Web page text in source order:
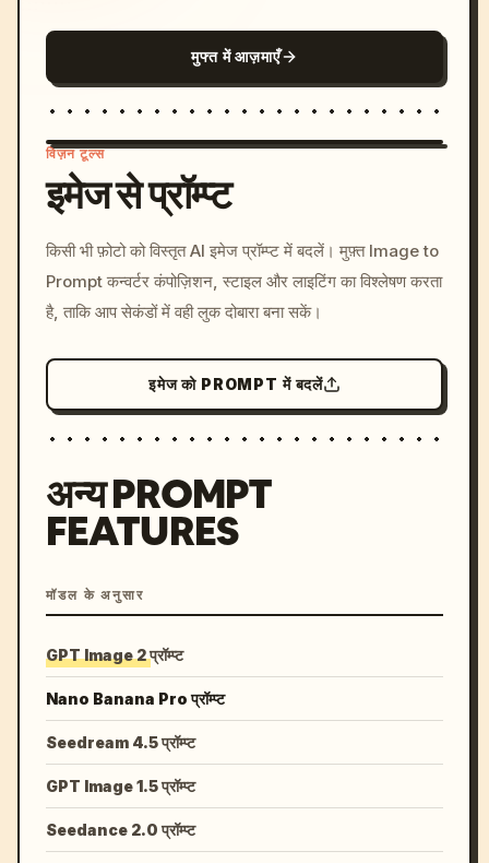
मुफ्त में आज़माएँ
c, cyberpunk sunset, neon
colors, 8k --v 6.0
विज़न टूल्स
इमेज से प्रॉम्प्ट
किसी भी फ़ोटो को विस्तृत AI इमेज प्रॉम्प्ट में बदलें। मुफ़्त Image to
Prompt कन्वर्टर कंपोज़िशन, स्टाइल और लाइटिंग का विश्लेषण करता
है, ताकि आप सेकंडों में वही लुक दोबारा बना सकें।
इमेज को PROMPT में बदलें
अन्य PROMPT
FEATURES
मॉडल के अनुसार
GPT Image 2 प्रॉम्प्ट
Nano Banana Pro प्रॉम्प्ट
Seedream 4.5 प्रॉम्प्ट
GPT Image 1.5 प्रॉम्प्ट
Seedance 2.0 प्रॉम्प्ट